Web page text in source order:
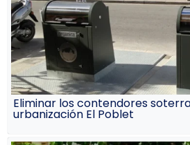
Eliminar los contendores
urbanización El Poblet